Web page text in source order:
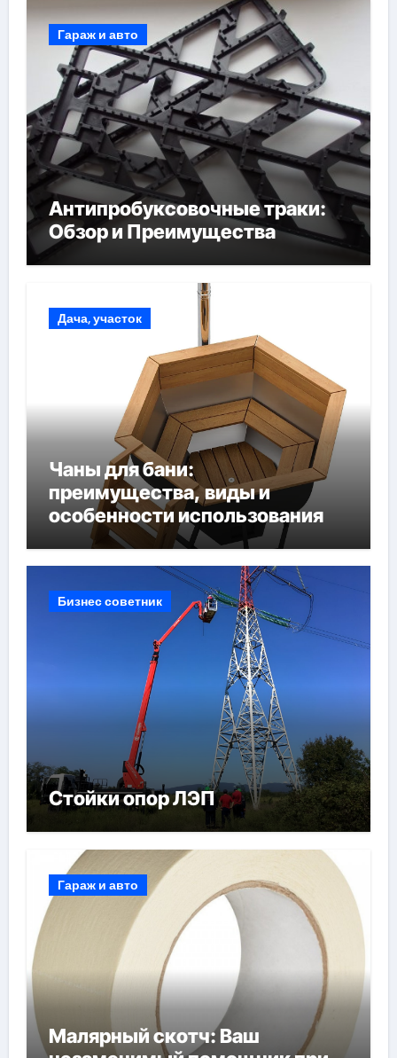
Гараж и авто
Антипробуксовочные траки:
Обзор и Преимущества
Дача, участок
Чаны для бани:
преимущества, виды и
особенности использования
Бизнес советник
Стойки опор ЛЭП
Гараж и авто
Малярный скотч: Ваш